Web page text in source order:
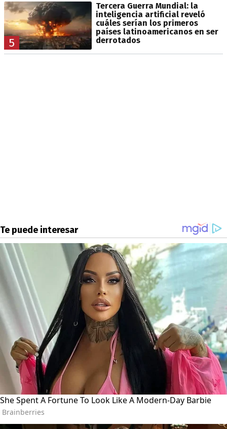
5
Tercera Guerra Mundial: la
inteligencia artificial reveló
cuáles serían los primeros
países latinoamericanos en ser
derrotados